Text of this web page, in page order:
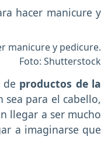
manicure y pedicure.
Foto: Shutterstock
de productos de la
sea para el cabello,
llegar a ser mucho
a imaginarse que